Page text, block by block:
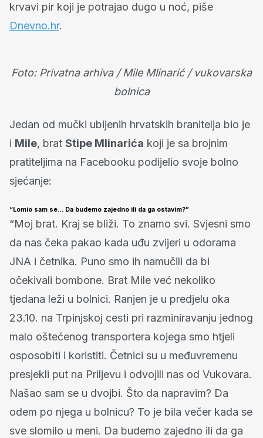
krvavi pir koji je potrajao dugo u noć, piše
Dnevno.hr.
Foto: Privatna arhiva / Mile Mlinarić / vukovarska
bolnica
Jedan od mučki ubijenih hrvatskih branitelja bio je
i Mile, brat Stipe Mlinarića koji je sa brojnim
pratiteljima na Facebooku podijelio svoje bolno
sjećanje:
“Lomio sam se… Da budemo zajedno ili da ga ostavim?”
“Moj brat. Kraj se bliži. To znamo svi. Svjesni smo
da nas čeka pakao kada uđu zvijeri u odorama
JNA i četnika. Puno smo ih namučili da bi
očekivali bombone. Brat Mile već nekoliko
tjedana leži u bolnici. Ranjen je u predjelu oka
23.10. na Trpinjskoj cesti pri razminiravanju jednog
malo oštećenog transportera kojega smo htjeli
osposobiti i koristiti. Četnici su u međuvremenu
presjekli put na Priljevu i odvojili nas od Vukovara.
Našao sam se u dvojbi. Što da napravim? Da
odem po njega u bolnicu? To je bila večer kada se
sve slomilo u meni. Da budemo zajedno ili da ga